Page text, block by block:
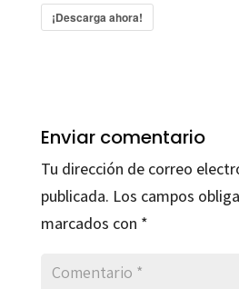
¡Descarga ahora!
Enviar comentario
Tu dirección de correo
publicada. Los campos
marcados con *